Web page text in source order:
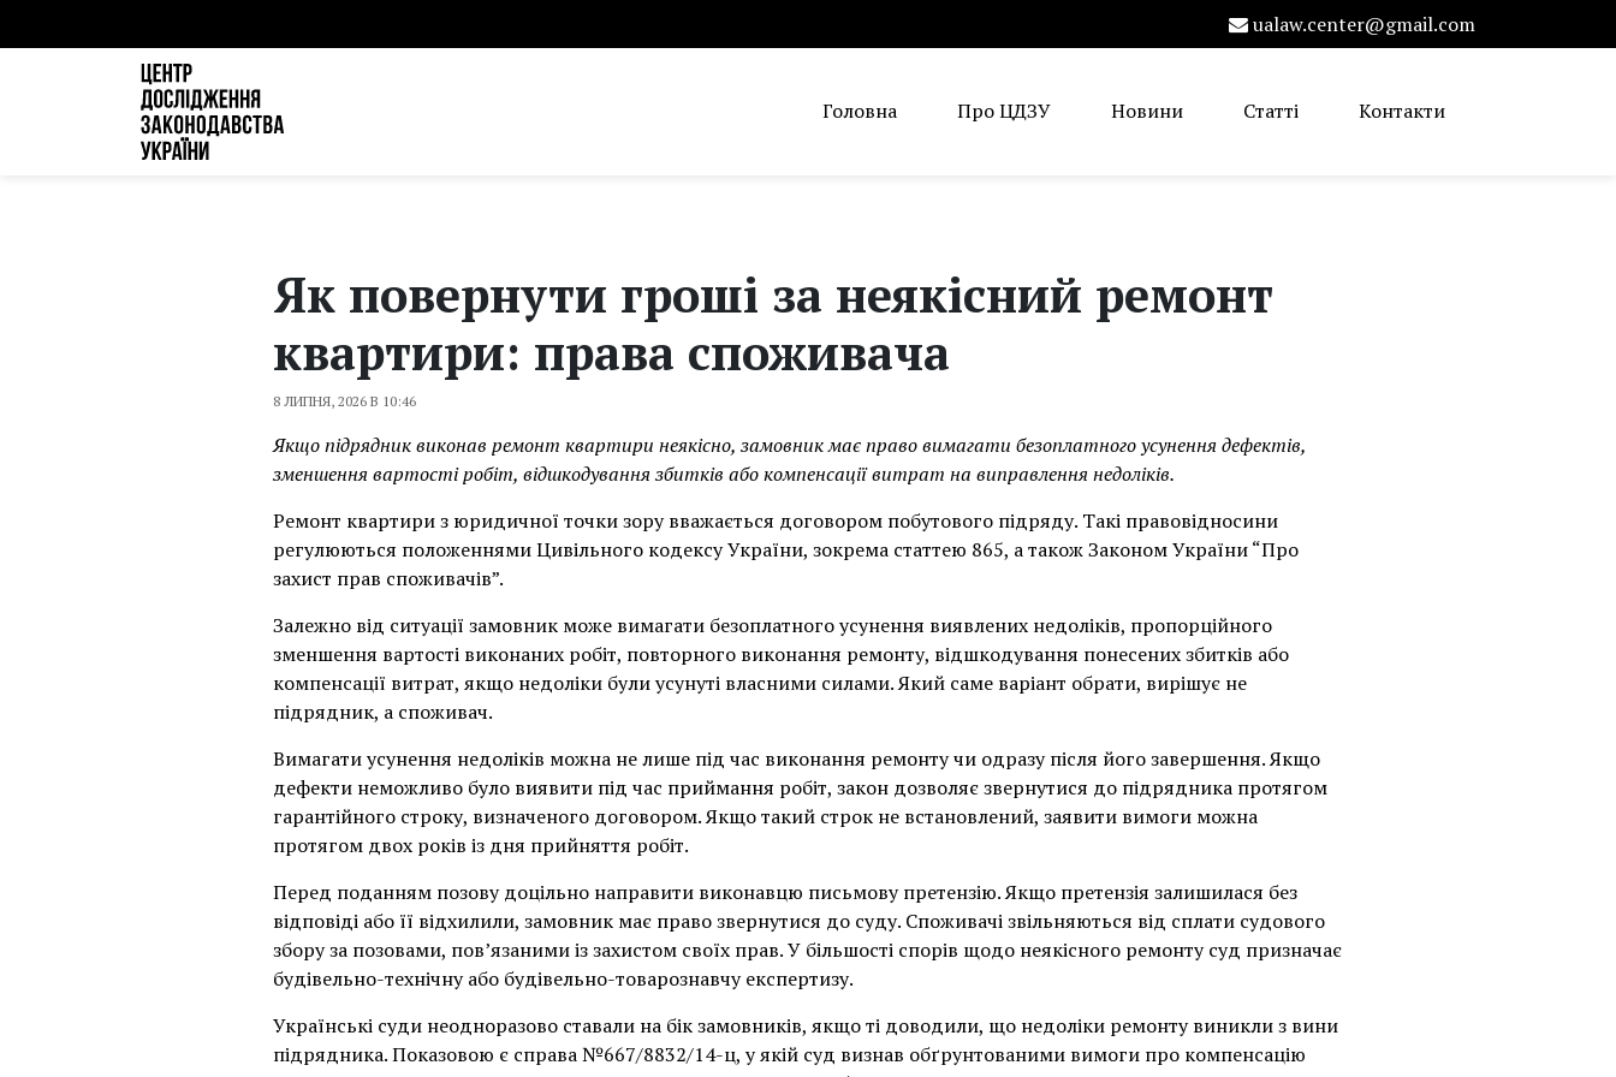
ualaw.center@gmail.com
Головна Про ЦДЗУ Новини Статті Контакти
Як повернути гроші за неякісний ремонт
квартири: права споживача
8 ЛИПНЯ, 2026 В 10:46
Якщо підрядник виконав ремонт квартири неякісно, замовник має право вимагати безоплатного усунення дефектів,
зменшення вартості робіт, відшкодування збитків або компенсації витрат на виправлення недоліків.
Ремонт квартири з юридичної точки зору вважається договором побутового підряду. Такі правовідносини
регулюються положеннями Цивільного кодексу України, зокрема статтею 865, а також Законом України “Про
захист прав споживачів”.
Залежно від ситуації замовник може вимагати безоплатного усунення виявлених недоліків, пропорційного
зменшення вартості виконаних робіт, повторного виконання ремонту, відшкодування понесених збитків або
компенсації витрат, якщо недоліки були усунуті власними силами. Який саме варіант обрати, вирішує не
підрядник, а споживач.
Вимагати усунення недоліків можна не лише під час виконання ремонту чи одразу після його завершення. Якщо
дефекти неможливо було виявити під час приймання робіт, закон дозволяє звернутися до підрядника протягом
гарантійного строку, визначеного договором. Якщо такий строк не встановлений, заявити вимоги можна
протягом двох років із дня прийняття робіт.
Перед поданням позову доцільно направити виконавцю письмову претензію. Якщо претензія залишилася без
відповіді або її відхилили, замовник має право звернутися до суду. Споживачі звільняються від сплати судового
збору за позовами, пов’язаними із захистом своїх прав. У більшості спорів щодо неякісного ремонту суд призначає
будівельно-технічну або будівельно-товарознавчу експертизу.
Українські суди неодноразово ставали на бік замовників, якщо ті доводили, що недоліки ремонту виникли з вини
підрядника. Показовою є справа №667/8832/14-ц, у якій суд визнав обґрунтованими вимоги про компенсацію